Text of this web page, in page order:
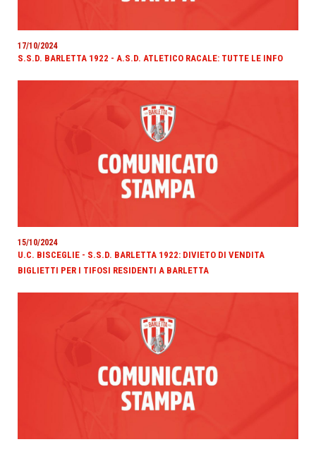
17/10/2024
S.S.D. BARLETTA 1922 - A.S.D. ATLETICO RACALE: TUTTE LE INFO
15/10/2024
U.C. BISCEGLIE - S.S.D. BARLETTA 1922: DIVIETO DI VENDITA
BIGLIETTI PER I TIFOSI RESIDENTI A BARLETTA